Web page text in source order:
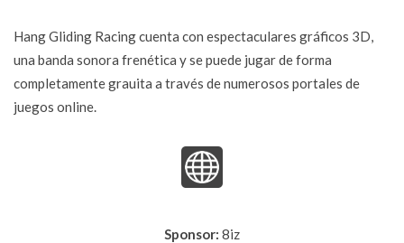
Hang Gliding Racing cuenta con espectaculares gráficos 3D,
una banda sonora frenética y se puede jugar de forma
completamente grauita a través de numerosos portales de
juegos online.
Sponsor: 8iz